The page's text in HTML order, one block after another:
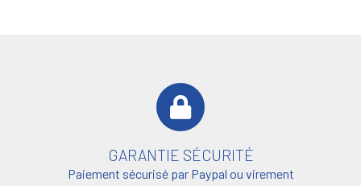
GARANTIE SÉCURITÉ
Paiement sécurisé par Paypal ou virement